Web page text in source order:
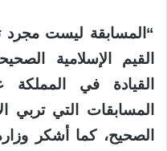
“المسابقة ليست مجرد
القيم الإسلامية
القيادة في
المسابقات التي تربي
الصحيح، كما أشكر